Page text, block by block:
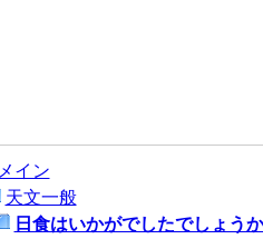
メイン
天文一般
日食はいかがでしたでしょうか